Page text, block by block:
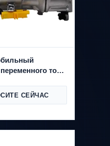
тока
WXPG030
СЕЙЧАС